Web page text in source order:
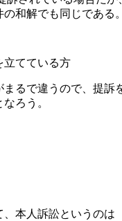
和解でも同じである。
立てている方
まるで違うので、提訴
ろう。
、本人訴訟というのは